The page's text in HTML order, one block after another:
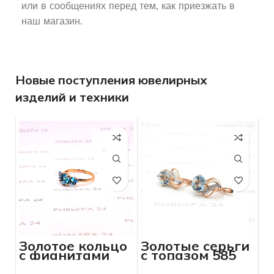
или в сообщениях перед тем, как приезжать в
наш магазин.
Новые поступления ювелирных
изделий и техники
Золотое кольцо
с фианитами
585 проба 2.19
Золотые серьги
с топазом 585
пробы 3,54